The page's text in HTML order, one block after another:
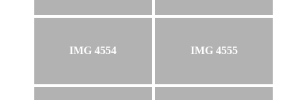
IMG 4554 IMG 4555